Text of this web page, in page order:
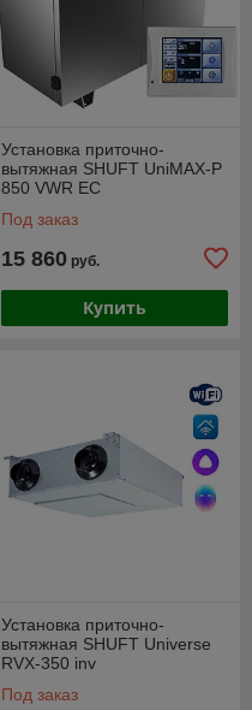
Установка приточно-
вытяжная SHUFT UniMAX-Р
850 VWR EC
Под заказ
15 860 руб.
Купить
Установка приточно-
вытяжная SHUFT Universe
RVX-350 inv
Под заказ